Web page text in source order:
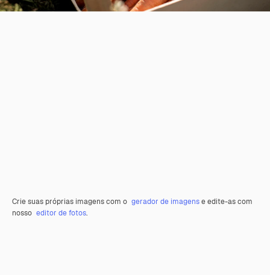
Crie suas próprias imagens com o gerador de imagense edite-as com
nosso editor de fotos.